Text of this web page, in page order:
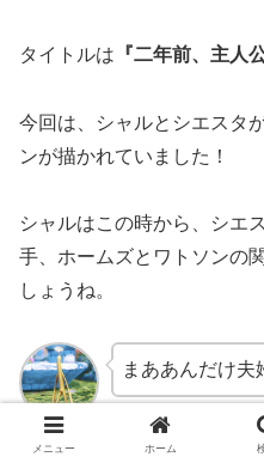
タイトルは 『二年前、主人
今回は、シャルとシエスタ
ンが描かれていました！
シャルはこの時から、シエ
手、ホームズとワトソンの
しょうね。
ぶんちりー
まああんだけ夫
メニュー ホーム